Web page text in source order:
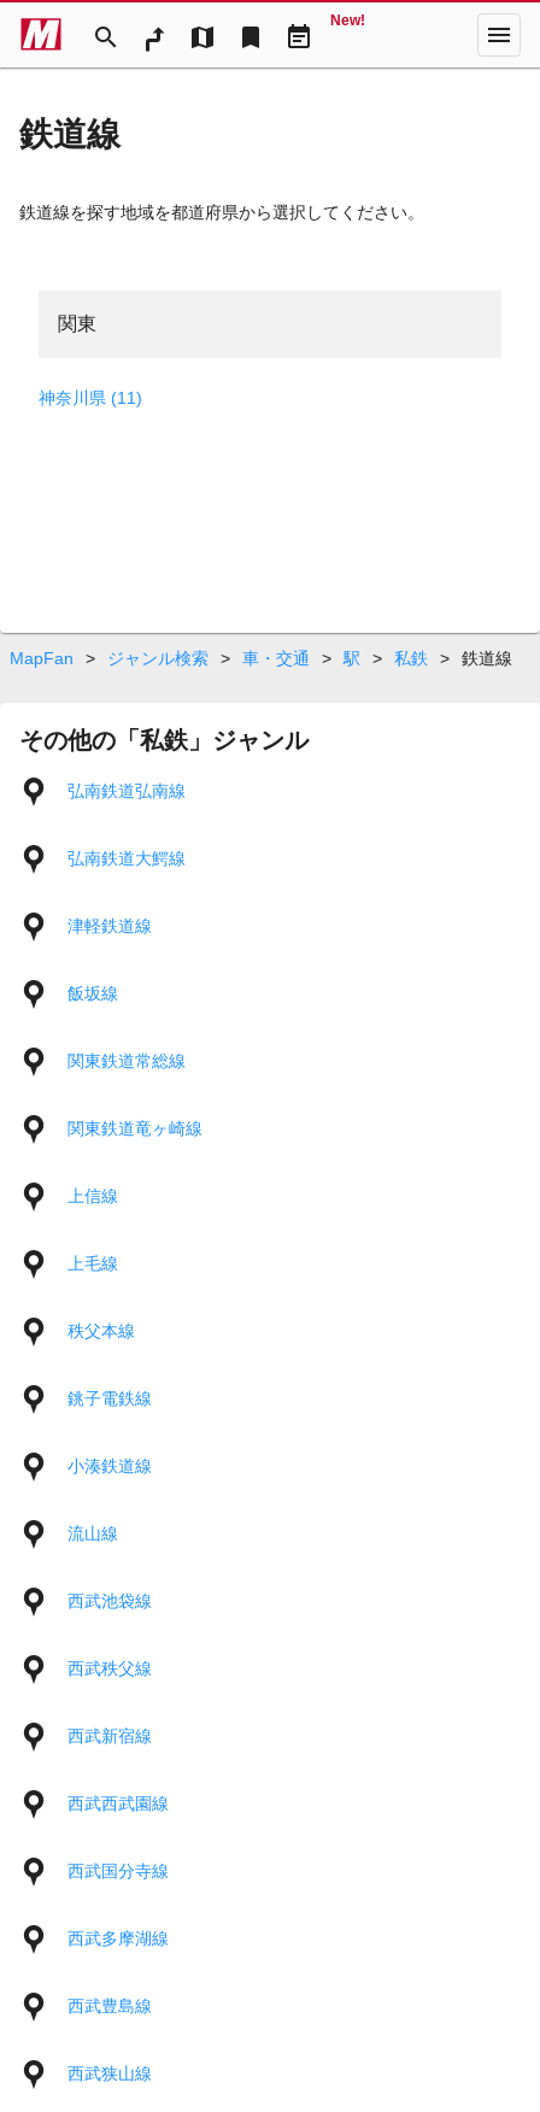
search map bookmark event_note
New! menu
鉄道線
鉄道線を探す地域を都道府県から選択してください。
関東
神奈川県 (11)
MapFan > ジャンル検索 > 車・交通 > 駅 > 私鉄 > 鉄道線
その他の「私鉄」ジャンル
弘南鉄道弘南線
弘南鉄道大鰐線
津軽鉄道線
飯坂線
関東鉄道常総線
関東鉄道竜ヶ崎線
上信線
上毛線
秩父本線
銚子電鉄線
小湊鉄道線
流山線
西武池袋線
西武秩父線
西武新宿線
西武西武園線
西武国分寺線
西武多摩湖線
西武豊島線
西武狭山線